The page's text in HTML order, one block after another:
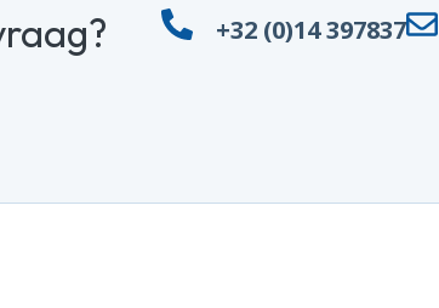
+32 (0)14 397837